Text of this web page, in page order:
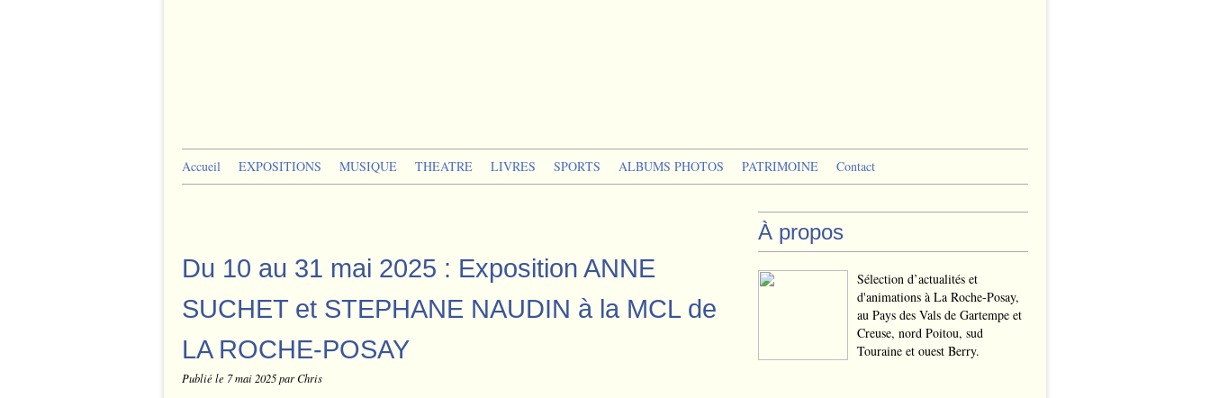
Accueil EXPOSITIONS MUSIQUE THEATRE LIVRES SPORTS ALBUMS PHOTOS PATRIMOINE Contact
Du 10 au 31 mai 2025 : Exposition ANNE
SUCHET et STEPHANE NAUDIN à la MCL de
LA ROCHE-POSAY
Publié le 7 mai 2025par Chris
À propos
Sélection d’actualités et
d'animations à La Roche-Posay,
au Pays des Vals de Gartempe et
Creuse, nord Poitou, sud
Touraine et ouest Berry.